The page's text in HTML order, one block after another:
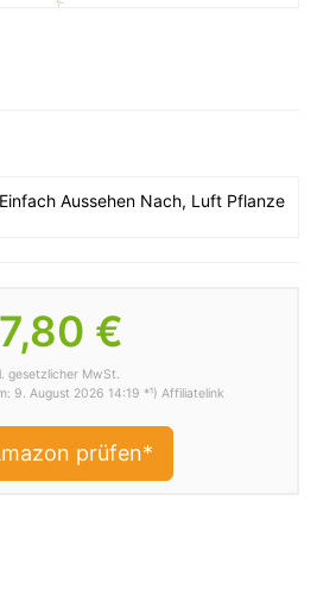
Aussehen Nach, Luft Pflanze
€
gesetzlicher MwSt.
9. August 2026 14:19 *¹) Affiliatelink
prüfen*